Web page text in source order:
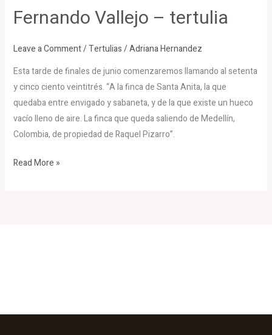
Fernando Vallejo – tertulia
Leave a Comment/Tertulias/Adriana Hernandez
Esta tarde de finales de junio comenzaremos llamando al setenta
y cinco ciento veintitrés. “A la finca de Santa Anita, la que
quedaba entre envigado y sabaneta, y de la que existe un hueco
vacío lleno de aire. La finca que queda saliendo de Medellín,
Colombia, de propiedad de Raquel Pizarro”.
Read More »